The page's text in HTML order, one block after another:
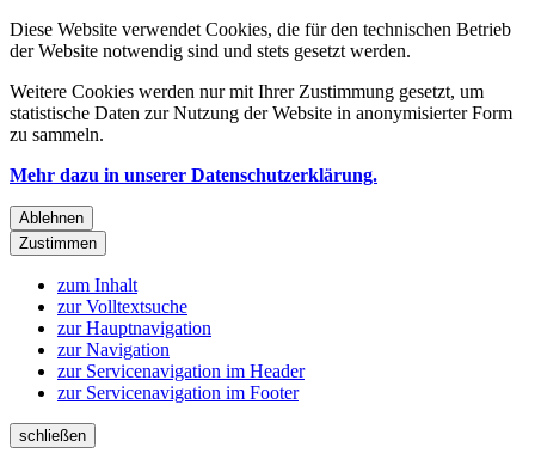
Diese Website verwendet Cookies, die für den technischen Betrieb
der Website notwendig sind und stets gesetzt werden.
Weitere Cookies werden nur mit Ihrer Zustimmung gesetzt, um
statistische Daten zur Nutzung der Website in anonymisierter Form
zu sammeln.
Mehr dazu in unserer Datenschutzerklärung.
Ablehnen
Zustimmen
zum Inhalt
zur Volltextsuche
zur Hauptnavigation
zur Navigation
zur Servicenavigation im Header
zur Servicenavigation im Footer
schließen